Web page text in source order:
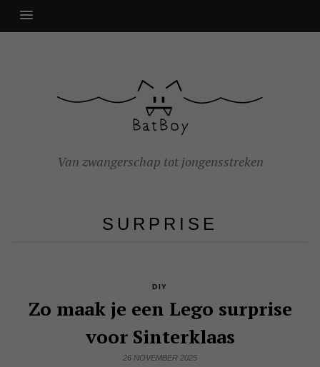
Van zwangerschap tot jongensstreken
SURPRISE
DIY
Zo maak je een Lego surprise
voor Sinterklaas
26 NOVEMBER 2025